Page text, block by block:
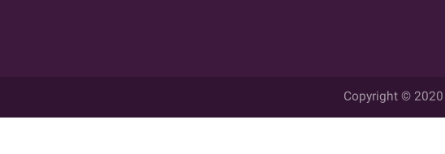
Copyright ©